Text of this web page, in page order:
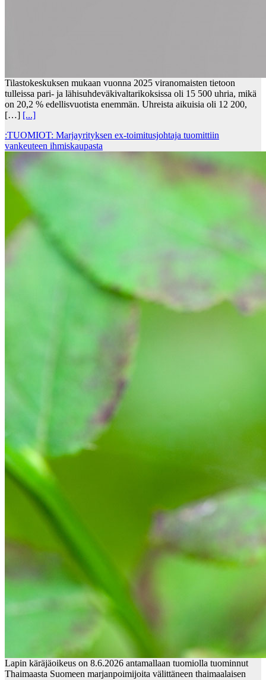
Tilastokeskuksen mukaan vuonna 2025 viranomaisten tietoon
tulleissa pari- ja lähisuhdeväkivaltarikoksissa oli 15 500 uhria, mikä
on 20,2 % edellisvuotista enemmän. Uhreista aikuisia oli 12 200,
[…] [...]
:TUOMIOT: Marjayrityksen ex-toimitusjohtaja tuomittiin
vankeuteen ihmiskaupasta
Lapin käräjäoikeus on 8.6.2026 antamallaan tuomiolla tuominnut
Thaimaasta Suomeen marjanpoimijoita välittäneen thaimaalaisen